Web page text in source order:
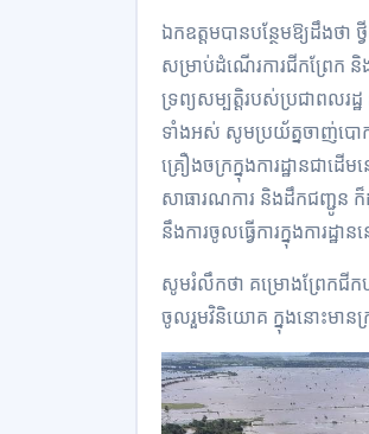
ឯកឧត្តមបាន​បន្ថែមឱ្យដឹងថា​
សម្រាប់​ដំណើ​រការ​ជីក​ព្រែក
ទ្រព្យ​សម្បត្តិ​របស់ប្រជាពលរ
ទាំងអស់ សូម​ប្រយ័ត្ន​ចាញ់​បោក​
គ្រឿង​ចក្រ​ក្នុងការដ្ឋានជ
សាធារណការ​ និងដឹកជញ្ជូន​ ក៏
នឹង​ការ​ចូល​ធ្វើការ​ក្នុងការដ្ឋ
សូមរំលឹកថា គម្រោងព្រែកជី
ចូល​រួម​វិនិយោគ ក្នុងនោះមាន​